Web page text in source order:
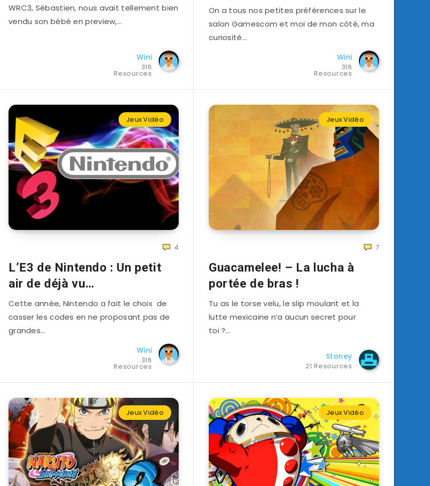
WRC3, Sébastien, nous avait tellement bien
vendu son bébé en preview,…
Wini
316
Resources
On a tous nos petites préférences sur le
salon Gamescom et moi de mon côté, ma
curiosité…
Wini
316
Resources
Jeux Vidéo
4
L’E3 de Nintendo : Un petit
air de déjà vu…
Cette année, Nintendo a fait le choix de
casser les codes en ne proposant pas de
grandes…
Wini
316
Resources
Jeux Vidéo
7
Guacamelee! – La lucha à
portée de bras !
Tu as le torse velu, le slip moulant et la
lutte mexicaine n’a aucun secret pour
toi ?…
Stoney
21 Resources
Jeux Vidéo Jeux Vidéo